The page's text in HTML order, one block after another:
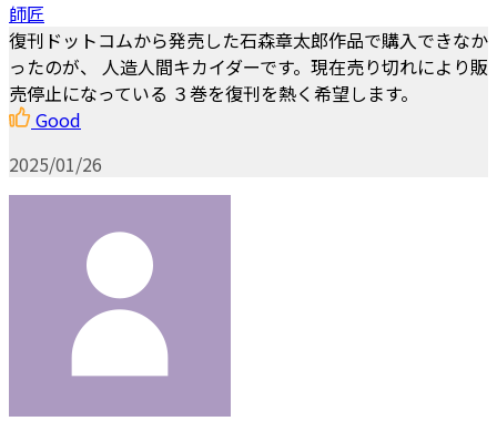
師匠
復刊ドットコムから発売した石森章太郎作品で購入できなか
ったのが、 人造人間キカイダーです。現在売り切れにより販
売停止になっている ３巻を復刊を熱く希望します。
Good
2025/01/26